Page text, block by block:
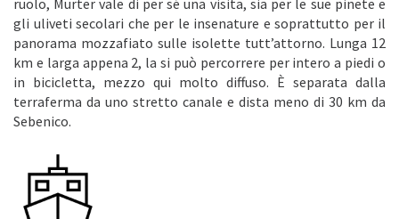
gli uliveti secolari che per le insenature e soprattutto per il
panorama mozzafiato sulle isolette tutt’attorno. Lunga 12
km e larga appena 2, la si può percorrere per intero a piedi o
in bicicletta, mezzo qui molto diffuso. È separata dalla
terraferma da uno stretto canale e dista meno di 30 km da
Sebenico.